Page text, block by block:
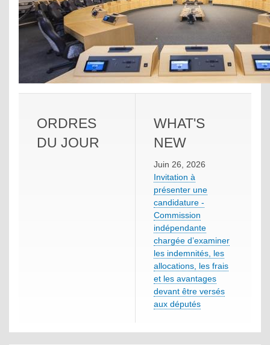
ORDRES
DU JOUR
WHAT'S
NEW
Juin 26, 2026
Invitation à
présenter une
candidature -
Commission
indépendante
chargée d’examiner
les indemnités, les
allocations, les frais
et les avantages
devant être versés
aux députés